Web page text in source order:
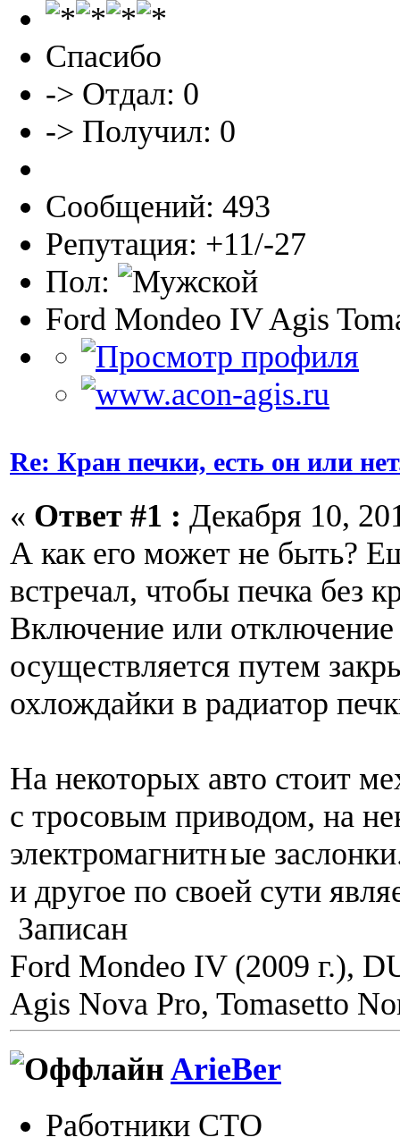
Спасибо
-> Отдал: 0
-> Получил: 0
Сообщений: 493
Репутация: +11/-27
Пол:
Ford Mondeo IV Agis
Re: Кран печки, есть он или
« Ответ #1 : Декабря 10,
А как его может не быть?
встречал, чтобы печка без
Включение или отключение
осуществляется путем
охлождайки в радиатор
На некоторых авто стоит
с тросовым приводом, на
электромагнитные
и другое по своей сути
Записан
Ford Mondeo IV (2009 г.),
Agis Nova Pro, Tomasetto
ArieBer
Работники СТО